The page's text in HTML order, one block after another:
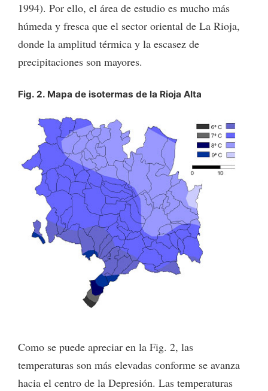
1994). Por ello, el área de estudio es mucho más
húmeda y fresca que el sector oriental de La Rioja,
donde la amplitud térmica y la escasez de
precipitaciones son mayores.
Fig. 2. Mapa de isotermas de la Rioja Alta
Como se puede apreciar en la Fig. 2, las
temperaturas son más elevadas conforme se avanza
hacia el centro de la Depresión. Las temperaturas